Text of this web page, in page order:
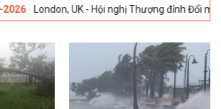
London, UK - Hội nghị Thượng đỉnh Đổi mới